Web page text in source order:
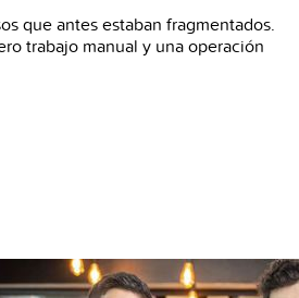
que antes estaban fragmentados.
trabajo manual y una operación